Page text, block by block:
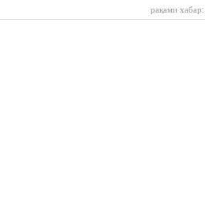
рақами хабар: